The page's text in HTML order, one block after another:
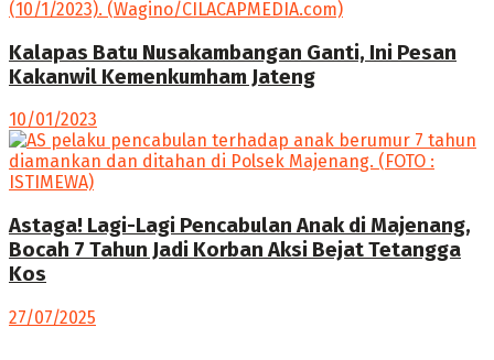
Kalapas Batu Nusakambangan Ganti, Ini Pesan
Kakanwil Kemenkumham Jateng
10/01/2023
Astaga! Lagi-Lagi Pencabulan Anak di Majenang,
Bocah 7 Tahun Jadi Korban Aksi Bejat Tetangga
Kos
27/07/2025